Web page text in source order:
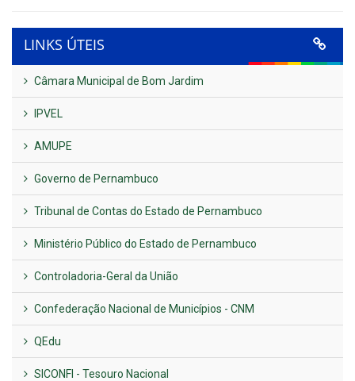
LINKS ÚTEIS
Câmara Municipal de Bom Jardim
IPVEL
AMUPE
Governo de Pernambuco
Tribunal de Contas do Estado de Pernambuco
Ministério Público do Estado de Pernambuco
Controladoria-Geral da União
Confederação Nacional de Municípios - CNM
QEdu
SICONFI - Tesouro Nacional